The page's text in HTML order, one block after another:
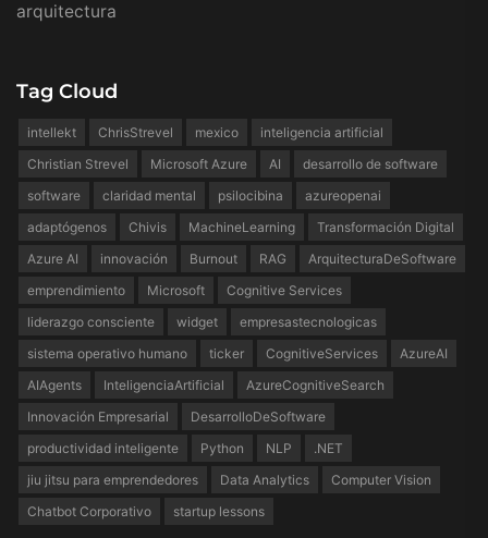
arquitectura
Tag Cloud
intellekt ChrisStrevel mexico
inteligencia artificial
Christian Strevel
Microsoft Azure AI
desarrollo de software
software
claridad mental psilocibina
azureopenai
adaptógenos
Chivis MachineLearning
Transformación Digital
Azure AI
innovación Burnout RAG
ArquitecturaDeSoftware
emprendimiento
Microsoft
Cognitive Services
liderazgo consciente
widget
empresastecnologicas
sistema operativo humano
ticker CognitiveServices
AzureAI
AIAgents
InteligenciaArtificial
AzureCognitiveSearch
Innovación Empresarial
DesarrolloDeSoftware
productividad inteligente
Python NLP
.NET
jiu jitsu para emprendedores
Data Analytics
Computer Vision
Chatbot Corporativo
startup lessons